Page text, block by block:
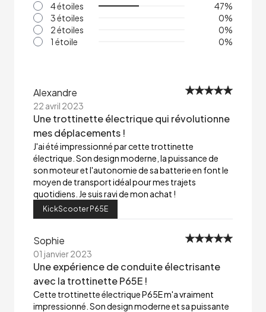
4 étoiles
47%
3 étoiles
0%
2 étoiles
0%
1 étoile
0%
Alexandre
22 avril 2023
Une trottinette électrique qui révolutionne
mes déplacements !
J'ai été impressionné par cette trottinette
électrique. Son design moderne, la puissance de
son moteur et l'autonomie de sa batterie en font le
moyen de transport idéal pour mes trajets
quotidiens. Je suis ravi de mon achat !
KickScooter P65E
Sophie
01 janvier 2023
Une expérience de conduite électrisante
avec la trottinette P65E !
Cette trottinette électrique P65E m'a vraiment
impressionné. Son design moderne et sa puissante